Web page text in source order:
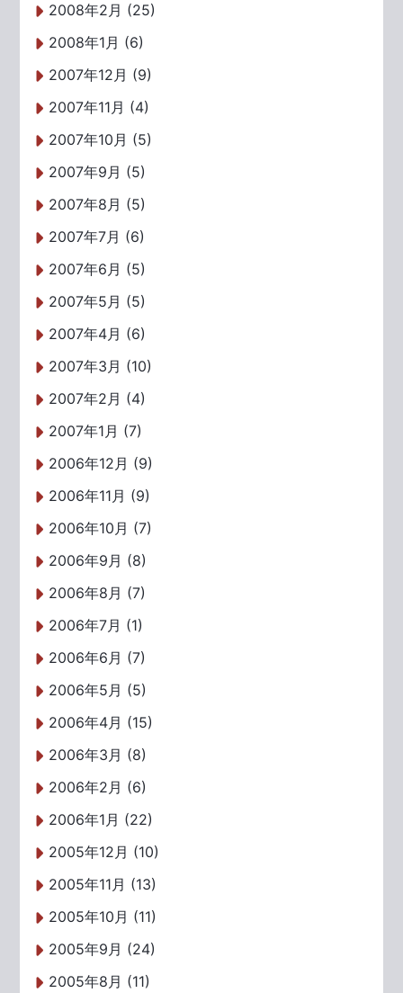
2008年2月 (25)
2008年1月 (6)
2007年12月 (9)
2007年11月 (4)
2007年10月 (5)
2007年9月 (5)
2007年8月 (5)
2007年7月 (6)
2007年6月 (5)
2007年5月 (5)
2007年4月 (6)
2007年3月 (10)
2007年2月 (4)
2007年1月 (7)
2006年12月 (9)
2006年11月 (9)
2006年10月 (7)
2006年9月 (8)
2006年8月 (7)
2006年7月 (1)
2006年6月 (7)
2006年5月 (5)
2006年4月 (15)
2006年3月 (8)
2006年2月 (6)
2006年1月 (22)
2005年12月 (10)
2005年11月 (13)
2005年10月 (11)
2005年9月 (24)
2005年8月 (11)